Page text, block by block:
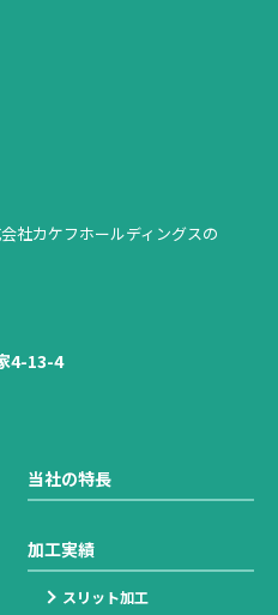
社カケフホールディングスの
4-13-4
当社の特長
加工実績
スリット加工